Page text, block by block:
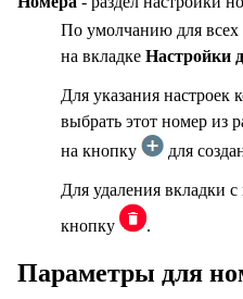
По умолчанию для всех
на вкладке Настройки
Для указания настроек
выбрать этот номер из
на кнопку
для
Для удаления вкладки
кнопку
.
Параметры для